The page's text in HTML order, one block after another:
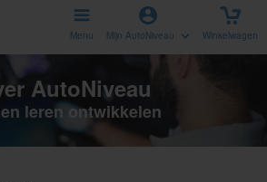
Menu Mijn AutoNiveau Winkelwagen
AutoNiveau
leren ontwikkelen